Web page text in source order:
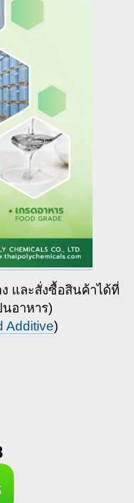
และสั่งซื้อสินค้าได้ที่
อาหาร)
Additive)